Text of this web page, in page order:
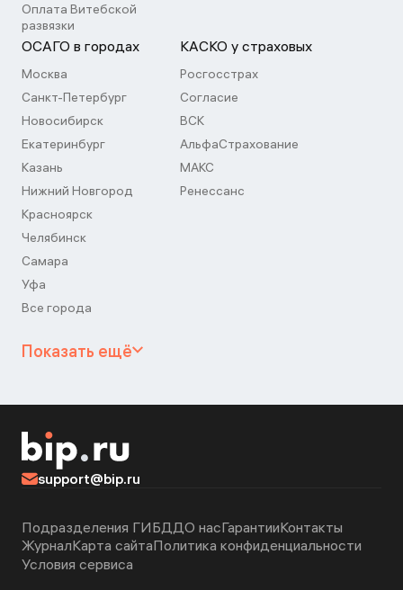
Оплата Витебской
развязки
ОСАГО в городах
Москва
Санкт-Петербург
Новосибирск
Екатеринбург
Казань
Нижний Новгород
Красноярск
Челябинск
Самара
Уфа
Все города
КАСКО у страховых
Росгосстрах
Согласие
ВСК
АльфаСтрахование
МАКС
Ренессанс
Показать ещё
support@bip.ru
Подразделения ГИБДДО насГарантииКонтакты
ЖурналКарта сайтаПолитика конфиденциальности
Условия сервиса